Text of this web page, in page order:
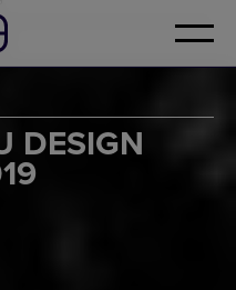
DESIGN